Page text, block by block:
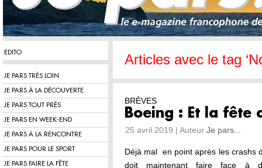
EDITO
JE PARS TRÈS LOIN
JE PARS À LA DÉCOUVERTE
JE PARS TOUT PRÈS
JE PARS EN WEEK-END
JE PARS À LA RENCONTRE
JE PARS POUR LE SPORT
JE PARS FAIRE LA FÊTE
Articles avec le tag
BRÈVES
Boeing : Et la fête
25 avril 2019 | Auteur Je pars...
Déjà mal en point après les crashs
doit maintenant faire face à